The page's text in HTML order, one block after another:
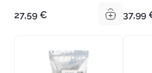
27,59 € 37,99